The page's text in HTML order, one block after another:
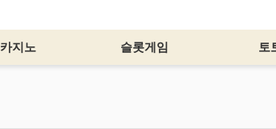
카지노 슬롯게임 토